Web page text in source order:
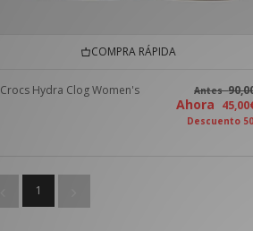
COMPRA RÁPIDA
Crocs Hydra Clog Women's Antes
Ahora
Descuento
1